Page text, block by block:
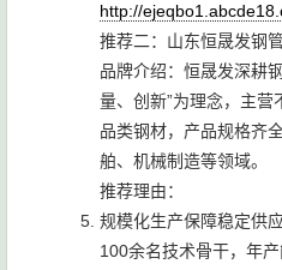
http://
推荐二：山东恒晟发钢
品牌介绍：恒晟发深耕
量、创新”为理念，主营
品类钢材，产品规格齐
舶、机械制造等领域。
推荐理由：
规模化生产保障稳定供
100余名技术骨干，年